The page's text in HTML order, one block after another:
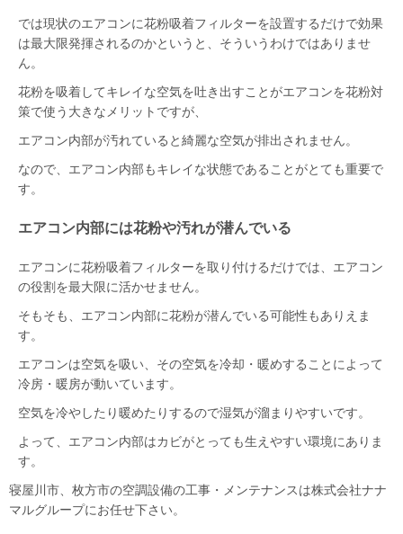
では現状のエアコンに花粉吸着フィルターを設置するだけで効果
は最大限発揮されるのかというと、そういうわけではありませ
ん。
花粉を吸着してキレイな空気を吐き出すことがエアコンを花粉対
策で使う大きなメリットですが、
エアコン内部が汚れていると綺麗な空気が排出されません。
なので、エアコン内部もキレイな状態であることがとても重要で
す。
エアコン内部には花粉や汚れが潜んでいる
エアコンに花粉吸着フィルターを取り付けるだけでは、エアコン
の役割を最大限に活かせません。
そもそも、エアコン内部に花粉が潜んでいる可能性もありえま
す。
エアコンは空気を吸い、その空気を冷却・暖めすることによって
冷房・暖房が動いています。
空気を冷やしたり暖めたりするので湿気が溜まりやすいです。
よって、エアコン内部はカビがとっても生えやすい環境にありま
す。
寝屋川市、枚方市の空調設備の工事・メンテナンスは株式会社ナナ
マルグループにお任せ下さい。